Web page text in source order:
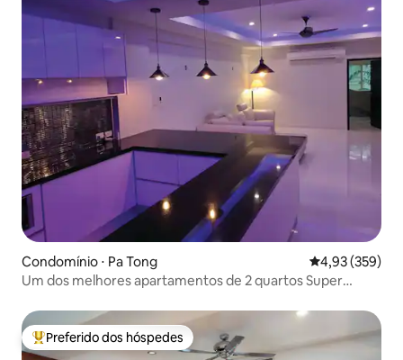
Condomínio ⋅ Pa Tong 4,93 de uma
4,93 (359)
Um dos melhores apartamentos de 2 quartos Super
Entre os melhores preferidos dos hóspedes
Preferido dos hóspedes